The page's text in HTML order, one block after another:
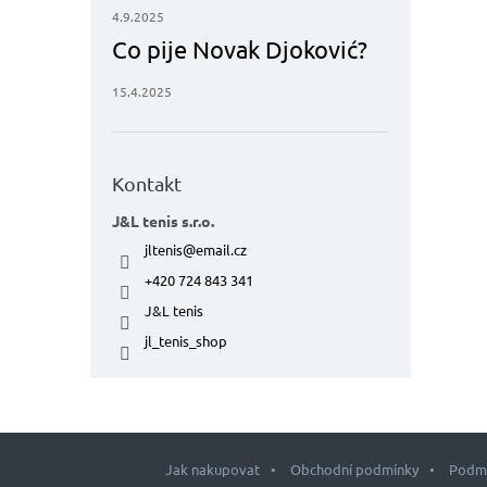
4.9.2025
Co pije Novak Djoković?
15.4.2025
Kontakt
J&L tenis s.r.o.
jltenis@email.cz
+420 724 843 341
J&L tenis
jl_tenis_shop
Jak nakupovat Obchodní podmínky